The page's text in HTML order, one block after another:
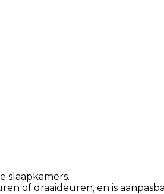
slaapkamers.
of draaideuren, en is